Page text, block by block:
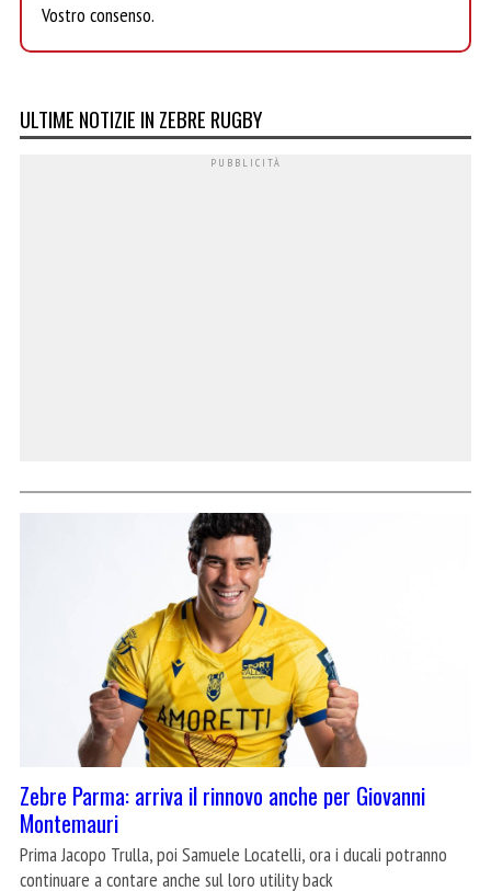
Vostro consenso.
ULTIME NOTIZIE IN ZEBRE RUGBY
Zebre Parma: arriva il rinnovo anche per Giovanni
Montemauri
Prima Jacopo Trulla, poi Samuele Locatelli, ora i ducali potranno
continuare a contare anche sul loro utility back